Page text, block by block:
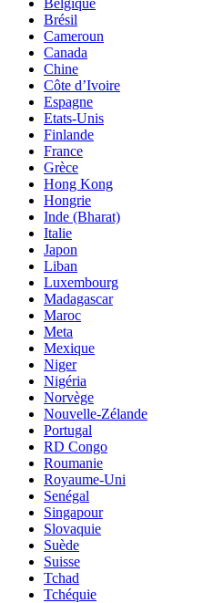
Brésil
Cameroun
Canada
Chine
Côte d’Ivoire
Espagne
Etats-Unis
Finlande
France
Grèce
Hong Kong
Hongrie
Inde (Bharat)
Italie
Japon
Liban
Luxembourg
Madagascar
Maroc
Meta
Mexique
Niger
Nigéria
Norvège
Nouvelle-Zélande
Portugal
RD Congo
Roumanie
Royaume-Uni
Senégal
Singapour
Slovaquie
Suède
Suisse
Tchad
Tchéquie